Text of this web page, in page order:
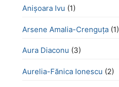
Anișoara Ivu (1)
Arsene Amalia-Crenguța (1)
Aura Diaconu (3)
Aurelia-Fănica Ionescu (2)